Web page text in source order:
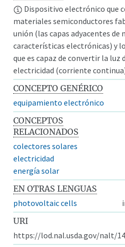
Dispositivo electrónico que
materiales semiconductores
unión (las capas adyacentes
características electrónicas) y
que es capaz de convertir la
electricidad (corriente
CONCEPTO GENÉRICO
equipamiento electrónico
CONCEPTOS
RELACIONADOS
colectores solares
electricidad
energía solar
EN OTRAS LENGUAS
photovoltaic cells
URI
https://lod.nal.usda.gov/nalt/